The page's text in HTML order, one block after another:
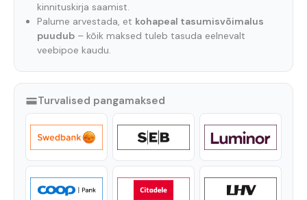
kinnituskirja saamist.
Palume arvestada, et kohapeal tasumisvõimalus
puudub– kõik maksed tuleb tasuda eelnevalt
veebipoe kaudu.
Turvalised pangamaksed